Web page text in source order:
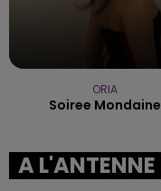
ORIA
Soiree Mondaine
A L'ANTENNE